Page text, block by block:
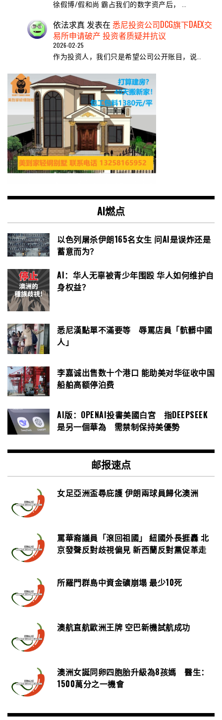
徐假博/假和尚 霸占我们的数字资产后， …
依法求真发表在 悉尼投资公司DCG旗下DAEX交
易所申请破产 投资者质疑并抗议
2026-02-25
作为投资人，我们只是希望公司公开账目，说…
AI燃点
以色列屠杀伊朗165名女生 问AI是误炸还是
蓄意而为？
AI：华人无辜被青少年围殴 华人如何维护自
身权益？
悉尼漢點單不滿要等 辱罵店員「骯髒中國
人」
李嘉诚出售数十个港口 能助美对华征收中国
船舶高额停泊费
AI版：OPENAI投書美國白宮 指DEEPSEEK
是另一個華為 需禁制保持美優勢
邮报速点
女足亞洲盃尋庇護 伊朗兩球員歸化澳洲
罵華裔議員「滾回祖國」 紐國外長捱轟 北
京發聲反對歧視偏見 新西蘭反對黨促革走
所羅門群島中資金礦崩塌 最少10死
澳航直航歐洲王牌 空巴新機試航成功
澳洲女誕同卵四胞胎升級為8孩媽 醫生：
1500萬分之一機會